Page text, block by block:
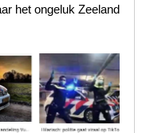
het ongeluk Zeeland